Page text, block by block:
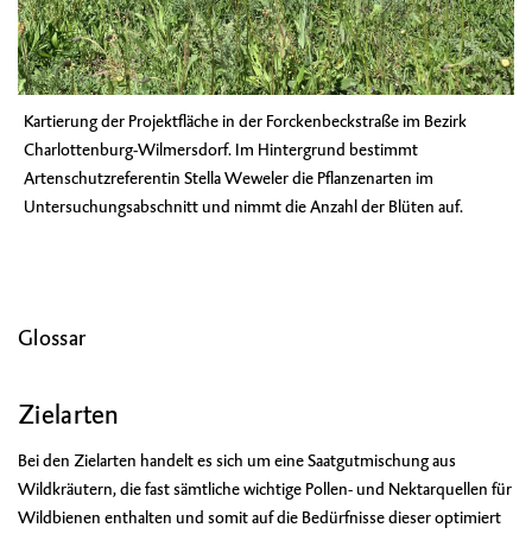
Kartierung der Projektfläche in der Forckenbeckstraße im Bezirk
Charlottenburg-Wilmersdorf. Im Hintergrund bestimmt
Artenschutzreferentin Stella Weweler die Pflanzenarten im
Untersuchungsabschnitt und nimmt die Anzahl der Blüten auf.
Glossar
Zielarten
Bei den Zielarten handelt es sich um eine Saatgutmischung aus
Wildkräutern, die fast sämtliche wichtige Pollen- und Nektarquellen für
Wildbienen enthalten und somit auf die Bedürfnisse dieser optimiert